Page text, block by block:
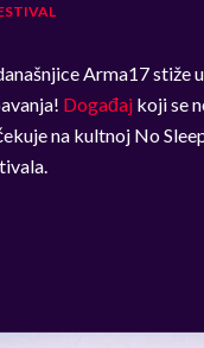
Arma17 stiže
Događaj koji se
na kultnoj No